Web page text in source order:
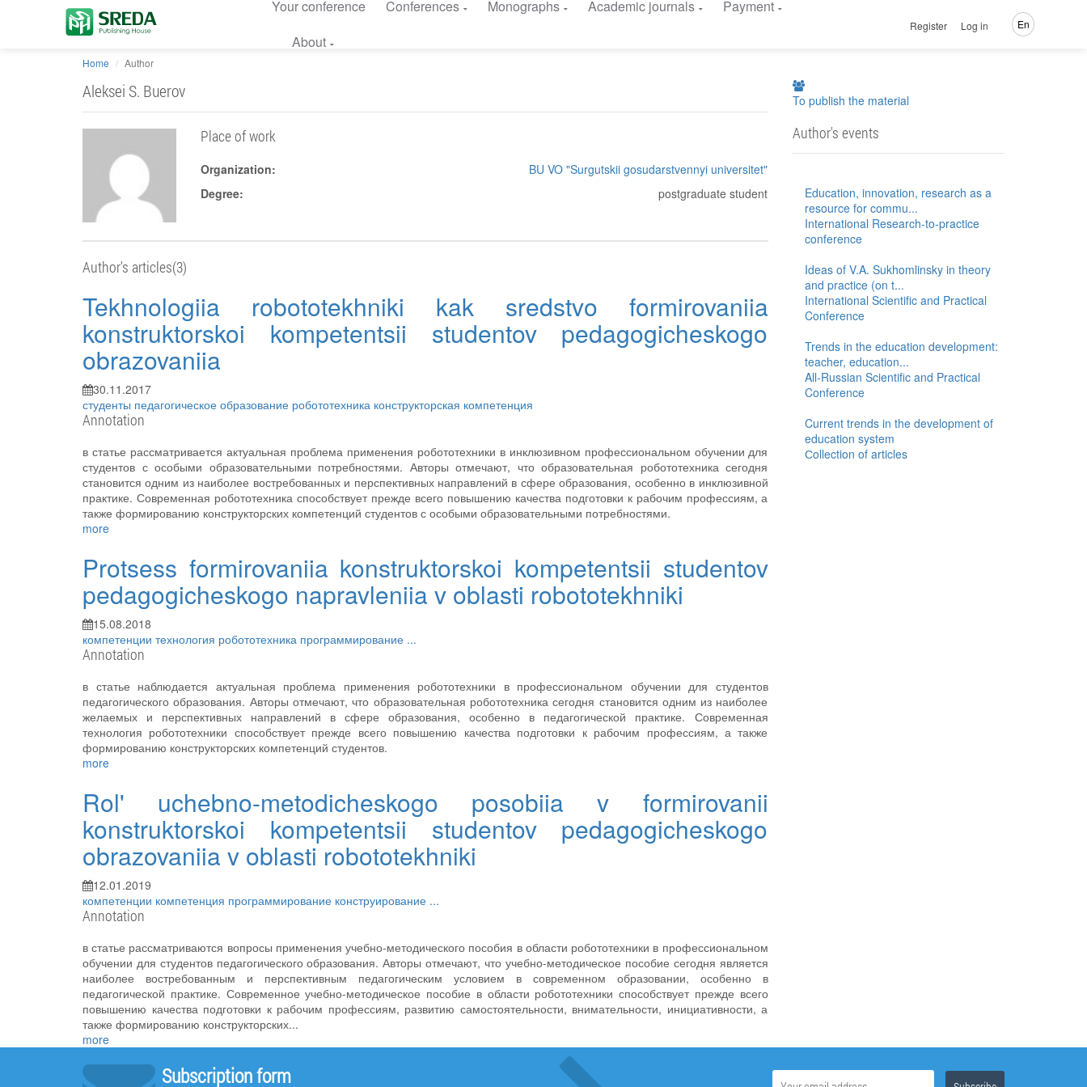
Your conference Conferences Monographs Academic journals
Payment
About
Register Log in En
Home Author
Aleksei S. Buerov
Place of work
Organization:
BU VO "Surgutskii gosudarstvennyi universitet"
Degree:
postgraduate student
Author's articles(3)
Tekhnologiia robototekhniki kak sredstvo formirovaniia
konstruktorskoi kompetentsii studentov pedagogicheskogo
obrazovaniia
30.11.2017
студенты педагогическое образование робототехника конструкторская компетенция
Annotation
в статье рассматривается актуальная проблема применения робототехники в инклюзивном профессиональном обучении для
студентов с особыми образовательными потребностями. Авторы отмечают, что образовательная робототехника сегодня
становится одним из наиболее востребованных и перспективных направлений в сфере образования, особенно в инклюзивной
практике. Современная робототехника способствует прежде всего повышению качества подготовки к рабочим профессиям, а
также формированию конструкторских компетенций студентов с особыми образовательными потребностями.
more
Protsess formirovaniia konstruktorskoi kompetentsii studentov
pedagogicheskogo napravleniia v oblasti robototekhniki
15.08.2018
компетенции технология робототехника программирование ...
Annotation
в статье наблюдается актуальная проблема применения робототехники в профессиональном обучении для студентов
педагогического образования. Авторы отмечают, что образовательная робототехника сегодня становится одним из наиболее
желаемых и перспективных направлений в сфере образования, особенно в педагогической практике. Современная
технология робототехники способствует прежде всего повышению качества подготовки к рабочим профессиям, а также
формированию конструкторских компетенций студентов.
more
Rol' uchebno-metodicheskogo posobiia v formirovanii
konstruktorskoi kompetentsii studentov pedagogicheskogo
obrazovaniia v oblasti robototekhniki
12.01.2019
компетенции компетенция программирование конструирование ...
Annotation
в статье рассматриваются вопросы применения учебно-методического пособия в области робототехники в профессиональном
обучении для студентов педагогического образования. Авторы отмечают, что учебно-методическое пособие сегодня является
наиболее востребованным и перспективным педагогическим условием в современном образовании, особенно в
педагогической практике. Современное учебно-методическое пособие в области робототехники способствует прежде всего
повышению качества подготовки к рабочим профессиям, развитию самостоятельности, внимательности, инициативности, а
также формированию конструкторских...
more
To publish the material
Author's events
Education, innovation, research as a
resource for commu...
International Research-to-practice
conference
Ideas of V.A. Sukhomlinsky in theory
and practice (on t...
International Scientific and Practical
Conference
Trends in the education development:
teacher, education...
All-Russian Scientific and Practical
Conference
Current trends in the development of
education system
Сollection of articles
Subscription form